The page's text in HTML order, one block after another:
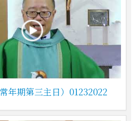
年期第三主日）01232022